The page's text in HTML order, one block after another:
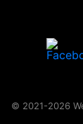
© 2021-2026